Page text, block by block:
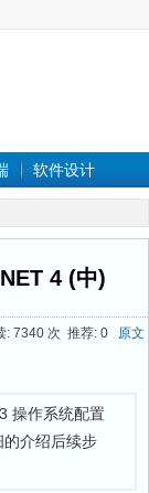
软件设计
4 (中)
: 7340 次 推荐: 0
原文
操作系统配置
的介绍后续步